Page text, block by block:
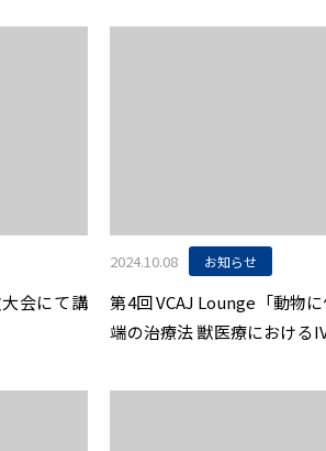
会にて講
2024.10.08 お知らせ
第4回 VCAJ Lounge「動物
端の治療法 獣医療における